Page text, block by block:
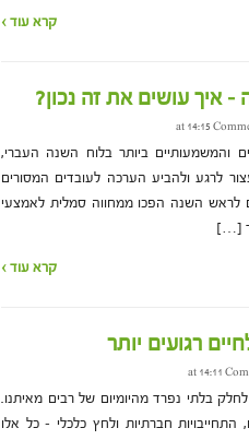
קרא עוד ›
איך עושים את זה נכון?
והמשמעותיים ביותר בלוח השנה העברי,
לרגע ולהביע הערכה לעובדים המסורים
לראש השנה הפכו ממחווה סמלית לאמצעי
[…]
קרא עוד ›
רגועים יותר
בלתי נפרד מהיומיום של רבים מאיתנו.
חברתיות ולחץ כלכלי – כל אלו